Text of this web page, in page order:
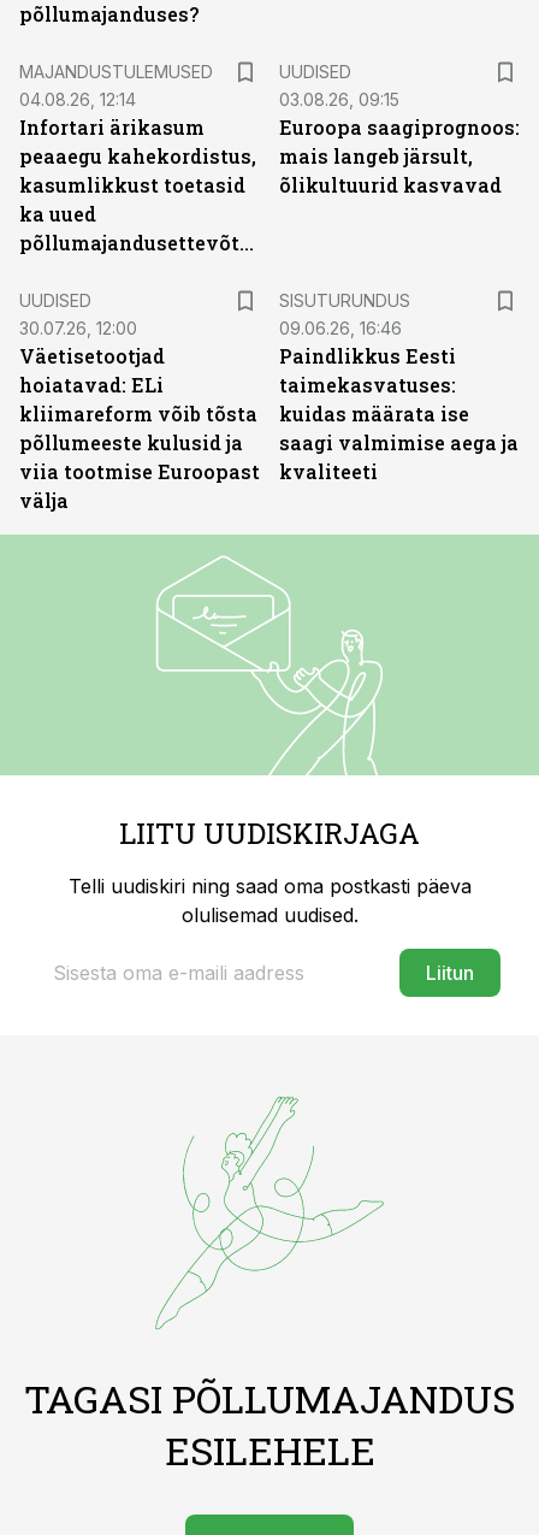
põllumajanduses?
MAJANDUSTULEMUSED
04.08.26, 12:14
Infortari ärikasum
peaaegu kahekordistus,
kasumlikkust toetasid
ka uued
põllumajandusettevõtted
UUDISED
03.08.26, 09:15
Euroopa saagiprognoos:
mais langeb järsult,
õlikultuurid kasvavad
UUDISED
30.07.26, 12:00
Väetisetootjad
hoiatavad: ELi
kliimareform võib tõsta
põllumeeste kulusid ja
viia tootmise Euroopast
välja
SISUTURUNDUS
09.06.26, 16:46
Paindlikkus Eesti
taimekasvatuses:
kuidas määrata ise
saagi valmimise aega ja
kvaliteeti
LIITU UUDISKIRJAGA
Telli uudiskiri ning saad oma postkasti päeva
olulisemad uudised.
Liitun
TAGASI PÕLLUMAJANDUS
ESILEHELE